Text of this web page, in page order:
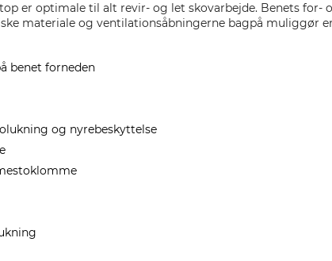
er optimale til alt revir- og let skovarbejde. Benets for-
materiale og ventilationsåbningerne bagpå muliggør
benet forneden
og nyrebeskyttelse